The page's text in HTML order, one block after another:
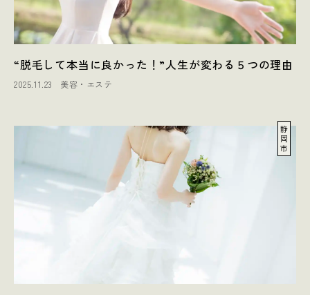
“脱毛して本当に良かった！”人生が変わる５つの理由
2025.11.23 美容・エステ
静
岡
市